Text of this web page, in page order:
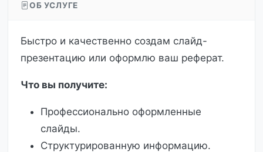
ОБ УСЛУГЕ
Быстро и качественно создам слайд-
презентацию или оформлю ваш реферат.
Что вы получите:
Профессионально оформленные
слайды.
Структурированную информацию.